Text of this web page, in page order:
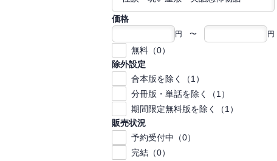
価格
円 〜 円
無料（0）
除外設定
合本版を除く（1）
分冊版・単話を除く（1）
期間限定無料版を除く（1）
販売状況
予約受付中（0）
完結（0）